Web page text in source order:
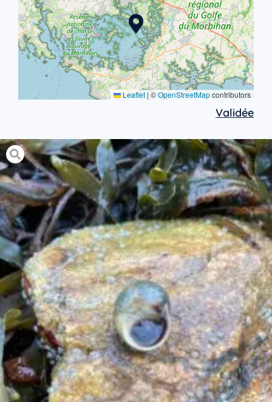
Leaflet | ©OpenStreetMapcontributors
Validée